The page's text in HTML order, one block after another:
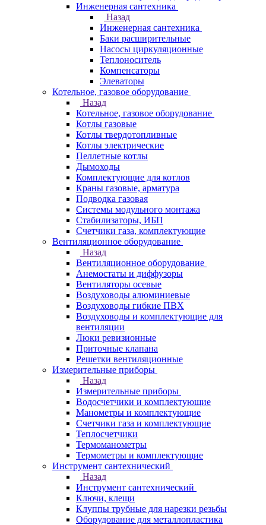
Инженерная сантехника
Назад
Инженерная сантехника
Баки расширительные
Насосы циркуляционные
Теплоноситель
Компенсаторы
Элеваторы
Котельное, газовое оборудование
Назад
Котельное, газовое оборудование
Котлы газовые
Котлы твердотопливные
Котлы электрические
Пеллетные котлы
Дымоходы
Комплектующие для котлов
Краны газовые, арматура
Подводка газовая
Системы модульного монтажа
Стабилизаторы, ИБП
Счетчики газа, комплектующие
Вентиляционное оборудование
Назад
Вентиляционное оборудование
Анемостаты и диффузоры
Вентиляторы осевые
Воздуховоды алюминиевые
Воздуховоды гибкие ПВХ
Воздуховоды и комплектующие для
вентиляции
Люки ревизионные
Приточные клапана
Решетки вентиляционные
Измерительные приборы
Назад
Измерительные приборы
Водосчетчики и комплектующие
Манометры и комплектующие
Счетчики газа и комплектующие
Теплосчетчики
Термоманометры
Термометры и комплектующие
Инструмент сантехнический
Назад
Инструмент сантехнический
Ключи, клещи
Клуппы трубные для нарезки резьбы
Оборудование для металлопластика